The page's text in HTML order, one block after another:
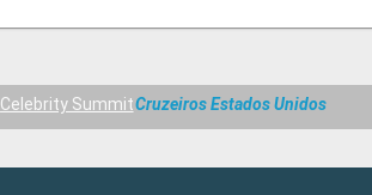
Celebrity SummitCruzeiros Estados Unidos